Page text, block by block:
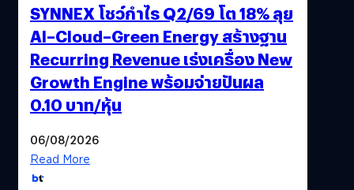
SYNNEX โชว์กำไร Q2/69 โต 18% ลุย
AI–Cloud–Green Energy สร้างฐาน
Recurring Revenue เร่งเครื่อง New
Growth Engine พร้อมจ่ายปันผล
0.10 บาท/หุ้น
06/08/2026
Read More